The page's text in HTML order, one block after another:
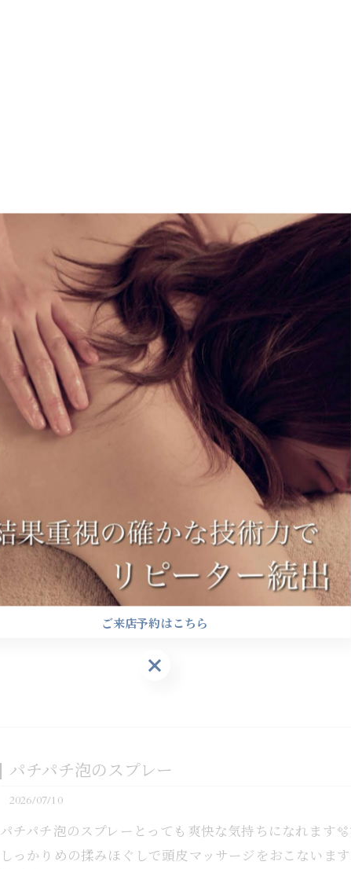
臨時営業のお知らせです🐈‍⬛🌙
2026/07/19
臨時営業のお知らせです🐈‍⬛🌙7月20日(月)10:00～
しでも多くの方々にNOSESPAへ足を運んでいただける
祝日営業はレア…
パチパチ泡のスプレー
2026/07/10
パチパチ泡のスプレーとっても爽快な気持ちになれます
しっかりめの揉みほぐしで頭皮マッサージをおこないま
ご来店予約はこちら
ご来店予約はこちら